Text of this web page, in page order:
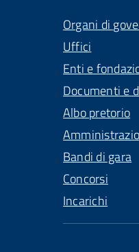
Organi di
Uffici
Enti e
Documenti e
Albo pretorio
Bandi di gara
Concorsi
Incarichi